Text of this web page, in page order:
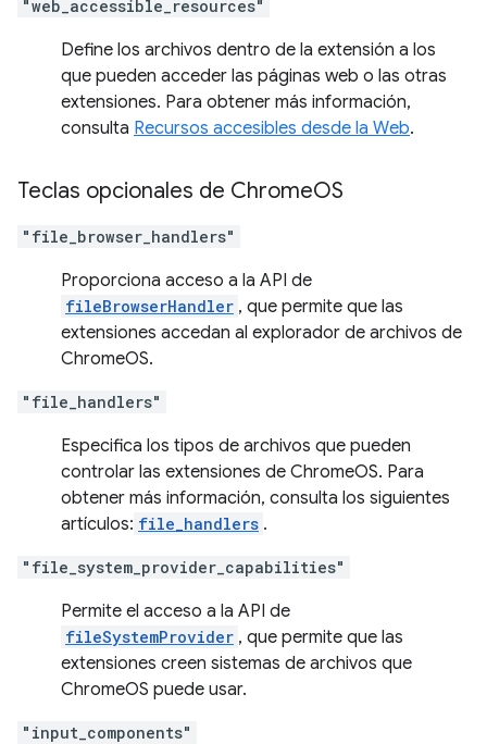
"web_accessible_resources"
Define los archivos dentro de la extensión a los
que pueden acceder las páginas web o las otras
extensiones. Para obtener más información,
consulta Recursos accesibles desde la Web.
Teclas opcionales de ChromeOS
"file_browser_handlers"
Proporciona acceso a la API de
fileBrowserHandler , que permite que las
extensiones accedan al explorador de archivos de
ChromeOS.
"file_handlers"
Especifica los tipos de archivos que pueden
controlar las extensiones de ChromeOS. Para
obtener más información, consulta los siguientes
artículos: file_handlers .
"file_system_provider_capabilities"
Permite el acceso a la API de
fileSystemProvider , que permite que las
extensiones creen sistemas de archivos que
ChromeOS puede usar.
"input_components"